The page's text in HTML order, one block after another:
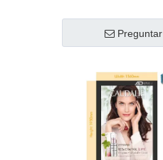
múltiples - Adhaiwell
Preguntar